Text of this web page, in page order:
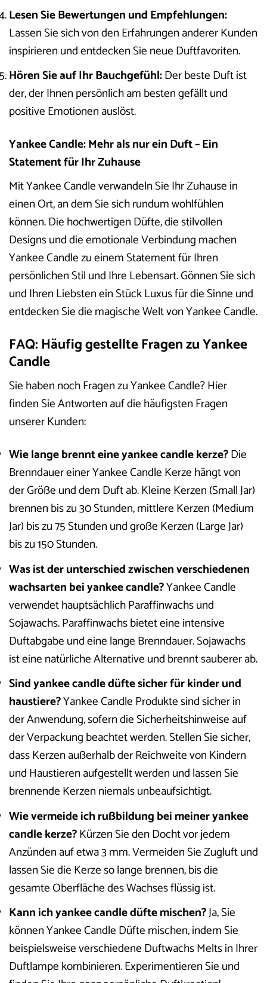
Lesen Sie Bewertungen und Empfehlungen:
Lassen Sie sich von den Erfahrungen anderer Kunden
inspirieren und entdecken Sie neue Duftfavoriten.
Hören Sie auf Ihr Bauchgefühl:Der beste Duft ist
der, der Ihnen persönlich am besten gefällt und
positive Emotionen auslöst.
Yankee Candle: Mehr als nur ein Duft – Ein
Statement für Ihr Zuhause
Mit Yankee Candle verwandeln Sie Ihr Zuhause in
einen Ort, an dem Sie sich rundum wohlfühlen
können. Die hochwertigen Düfte, die stilvollen
Designs und die emotionale Verbindung machen
Yankee Candle zu einem Statement für Ihren
persönlichen Stil und Ihre Lebensart. Gönnen Sie sich
und Ihren Liebsten ein Stück Luxus für die Sinne und
entdecken Sie die magische Welt von Yankee Candle.
FAQ: Häufig gestellte Fragen zu Yankee
Candle
Sie haben noch Fragen zu Yankee Candle? Hier
finden Sie Antworten auf die häufigsten Fragen
unserer Kunden:
Wie lange brennt eine yankee candle kerze?Die
Brenndauer einer Yankee Candle Kerze hängt von
der Größe und dem Duft ab. Kleine Kerzen (Small Jar)
brennen bis zu 30 Stunden, mittlere Kerzen (Medium
Jar) bis zu 75 Stunden und große Kerzen (Large Jar)
bis zu 150 Stunden.
Was ist der unterschied zwischen verschiedenen
wachsarten bei yankee candle?Yankee Candle
verwendet hauptsächlich Paraffinwachs und
Sojawachs. Paraffinwachs bietet eine intensive
Duftabgabe und eine lange Brenndauer. Sojawachs
ist eine natürliche Alternative und brennt sauberer ab.
Sind yankee candle düfte sicher für kinder und
haustiere?Yankee Candle Produkte sind sicher in
der Anwendung, sofern die Sicherheitshinweise auf
der Verpackung beachtet werden. Stellen Sie sicher,
dass Kerzen außerhalb der Reichweite von Kindern
und Haustieren aufgestellt werden und lassen Sie
brennende Kerzen niemals unbeaufsichtigt.
Wie vermeide ich rußbildung bei meiner yankee
candle kerze?Kürzen Sie den Docht vor jedem
Anzünden auf etwa 3 mm. Vermeiden Sie Zugluft und
lassen Sie die Kerze so lange brennen, bis die
gesamte Oberfläche des Wachses flüssig ist.
Kann ich yankee candle düfte mischen?Ja, Sie
können Yankee Candle Düfte mischen, indem Sie
beispielsweise verschiedene Duftwachs Melts in Ihrer
Duftlampe kombinieren. Experimentieren Sie und